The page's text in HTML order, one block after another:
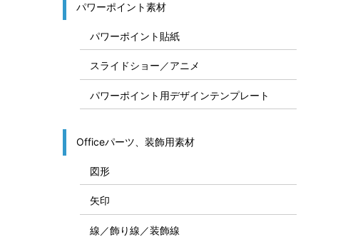
パワーポイント素材
パワーポイント貼紙
スライドショー／アニメ
パワーポイント用デザインテンプレート
Officeパーツ、装飾用素材
図形
矢印
線／飾り線／装飾線